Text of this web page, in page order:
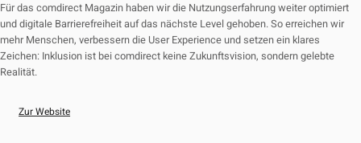
Für das comdirect Magazin haben wir die Nutzungserfahrung weiter optimiert
und digitale Barrierefreiheit auf das nächste Level gehoben. So erreichen wir
mehr Menschen, verbessern die User Experience und setzen ein klares
Zeichen: Inklusion ist bei comdirect keine Zukunftsvision, sondern gelebte
Realität.
Zur Website